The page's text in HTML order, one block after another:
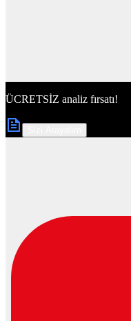
ÜCRETSİZ analiz fırsatı!